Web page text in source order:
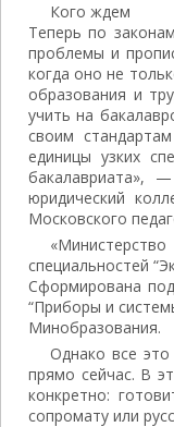
Кого ждем
Теперь по
проблемы и
когда оно не
образования и
учить на
своим
единицы узких
бакалавриата»,
юридический
Московского
специальностей
Сформирована
“Приборы и
Минобразования.
Однако все это
прямо сейчас. В
конкретно:
сопромату или